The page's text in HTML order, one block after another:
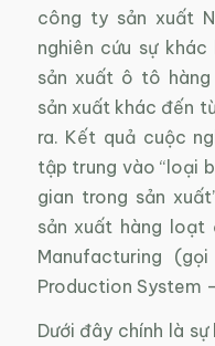
công ty sản xuất
nghiên cứu sự
sản xuất ô tô
sản xuất khác đến
ra. Kết quả cuộc
tập trung vào “loại
gian trong sản
sản xuất hàng loạt
Manufacturing
Production System
Dưới đây chính là